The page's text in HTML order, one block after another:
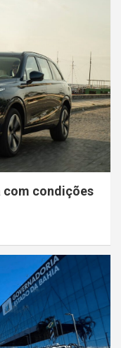
com condições